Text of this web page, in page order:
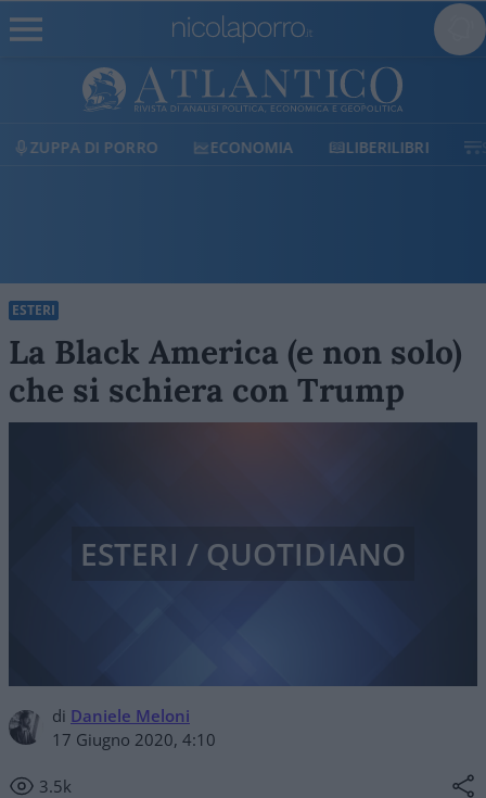
ECONOMIA LIBERILIBRI SHOP SOSTIENICI
ESTERI
La Black America (e non solo)
che si schiera con Trump
di Daniele Meloni
17 Giugno 2020, 4:10
3.5k
ESTERI / QUOTIDIANO